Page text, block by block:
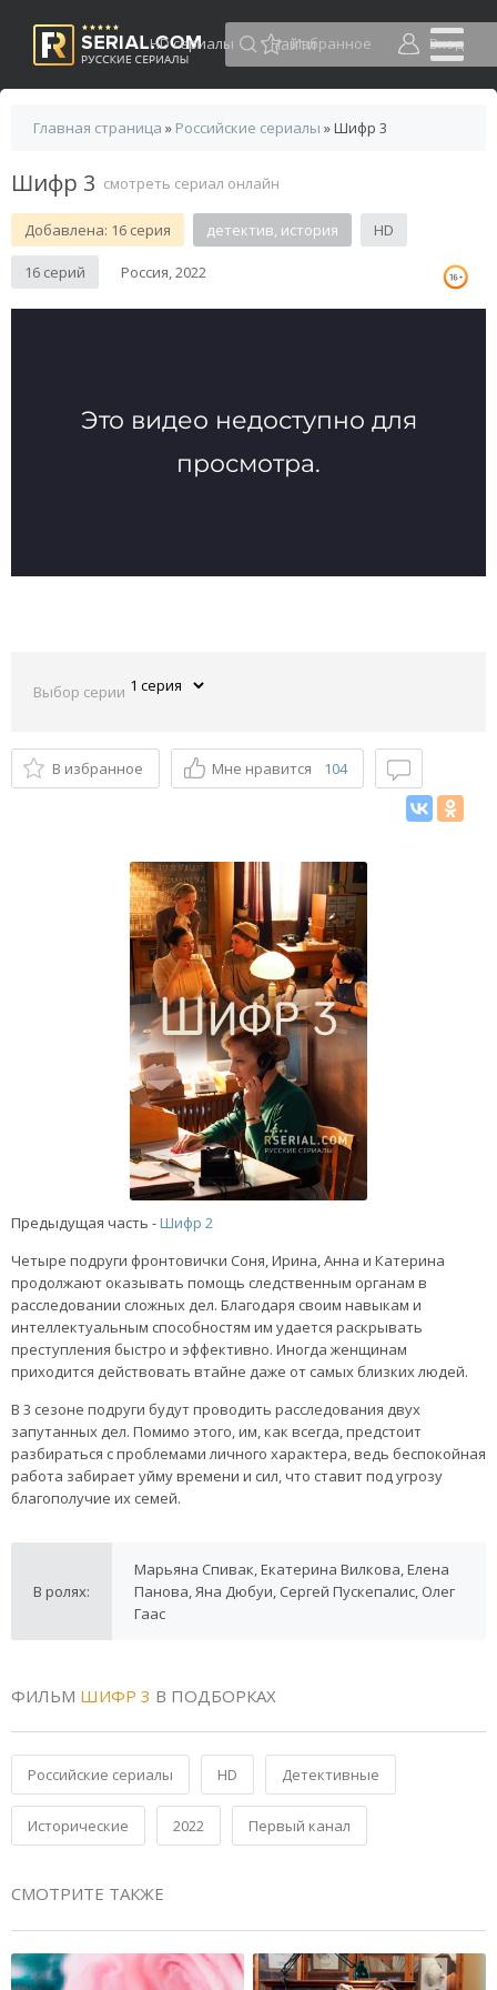
HD сериалы Избранное Вход
Главная страница » Российские сериалы » Шифр 3
Шифр 3 смотреть сериал онлайн
Добавлена: 16 серия детектив, история HD
16 серий Россия, 2022
Выбор серии
В избранное Мне нравится 104
Предыдущая часть - Шифр 2
Четыре подруги фронтовички Соня, Ирина, Анна и Катерина
продолжают оказывать помощь следственным органам в
расследовании сложных дел. Благодаря своим навыкам и
интеллектуальным способностям им удается раскрывать
преступления быстро и эффективно. Иногда женщинам
приходится действовать втайне даже от самых близких людей.
В 3 сезоне подруги будут проводить расследования двух
запутанных дел. Помимо этого, им, как всегда, предстоит
разбираться с проблемами личного характера, ведь беспокойная
работа забирает уйму времени и сил, что ставит под угрозу
благополучие их семей.
В ролях:
Марьяна Спивак, Екатерина Вилкова, Елена
Панова, Яна Дюбуи, Сергей Пускепалис, Олег
Гаас
ФИЛЬМ ШИФР 3 В ПОДБОРКАХ
Российские сериалы HD Детективные
Исторические 2022 Первый канал
СМОТРИТЕ ТАКЖЕ